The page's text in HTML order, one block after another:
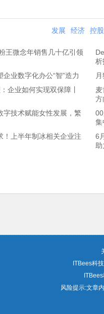
发展 经济 控股
王微念年销售几十亿引领
析
业数字化办公“智”造力
企业如何实现双保障丨
方
字技术赋能女性发展，繁
集
！上半年制冰相关企业注
6
ITBees科
风险提示:文章